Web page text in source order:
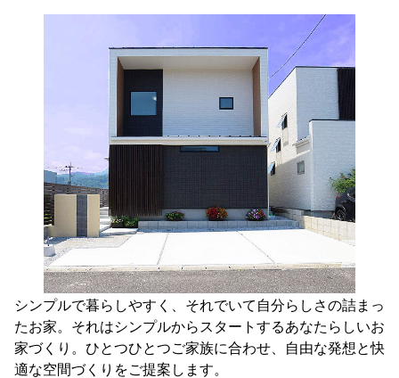
シンプルで暮らしやすく、それでいて自分らしさの詰まっ
たお家。それはシンプルからスタートするあなたらしいお
家づくり。ひとつひとつご家族に合わせ、自由な発想と快
適な空間づくりをご提案します。